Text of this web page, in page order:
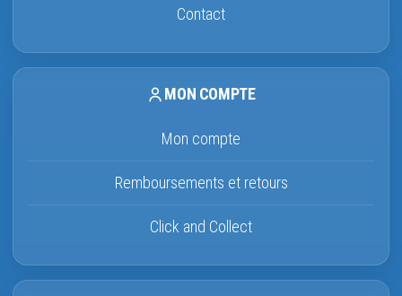
Contact
MON COMPTE
Mon compte
Remboursements et retours
Click and Collect